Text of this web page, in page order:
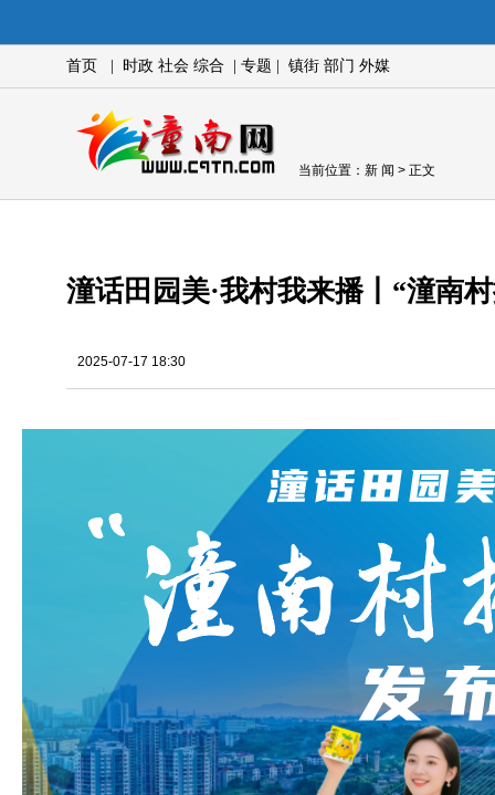
首页 时政 社会 综合 专题 镇街 部门 外媒
当前位置： 新 闻 > 正文
潼话田园美·我村我来播丨“潼南
2025-07-17 18:30